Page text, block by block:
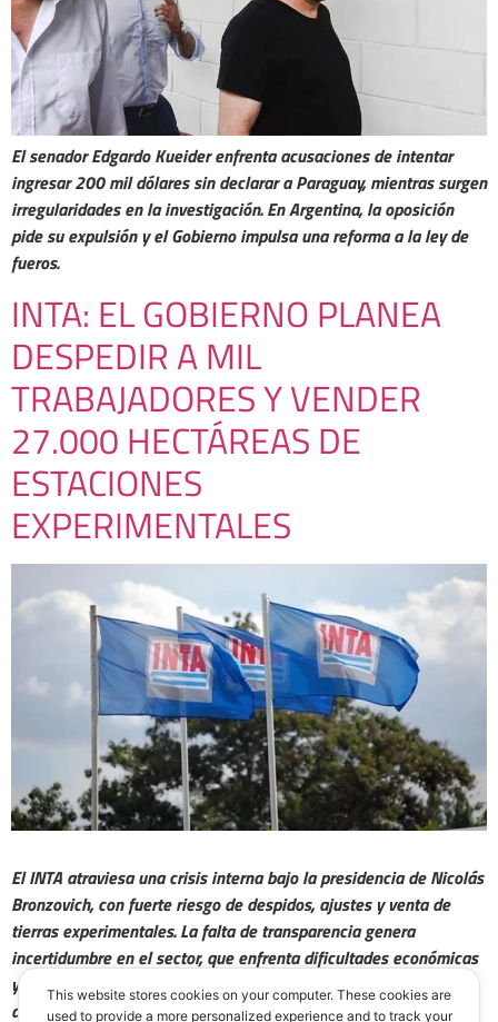
El senador Edgardo Kueider enfrenta acusaciones de intentar
ingresar 200 mil dólares sin declarar a Paraguay, mientras surgen
irregularidades en la investigación. En Argentina, la oposición
pide su expulsión y el Gobierno impulsa una reforma a la ley de
fueros.
INTA: EL GOBIERNO PLANEA
DESPEDIR A MIL
TRABAJADORES Y VENDER
27.000 HECTÁREAS DE
ESTACIONES
EXPERIMENTALES
El INTA atraviesa una crisis interna bajo la presidencia de Nicolás
Bronzovich, con fuerte riesgo de despidos, ajustes y venta de
tierras experimentales. La falta de transparencia genera
incertidumbre en el sector, que enfrenta dificultades económicas
y una creciente preocupación por el futuro de la investigación
agropecuaria en Argentina.
This website stores cookies on your computer. These cookies are
used to provide a more personalized experience and to track your